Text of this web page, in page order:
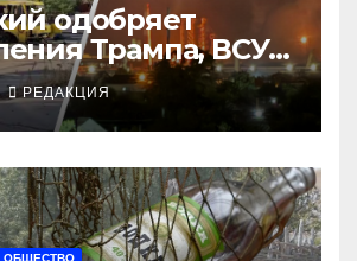
одобряет
Трампа, ВСУ
Добропольский
РЕДАКЦИЯ
ОБЩЕСТВО